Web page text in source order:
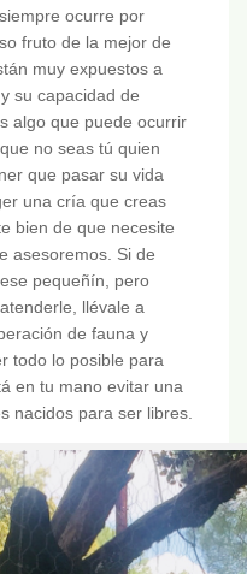
ocurre por
fruto de la mejor de
muy expuestos a
su capacidad de
algo que puede ocurrir
no seas tú quien
que pasar su vida
una cría que creas
bien de que necesite
asesoremos. Si de
pequeñín, pero
llévale a
de fauna y
todo lo posible para
en tu mano evitar una
nacidos para ser libres.